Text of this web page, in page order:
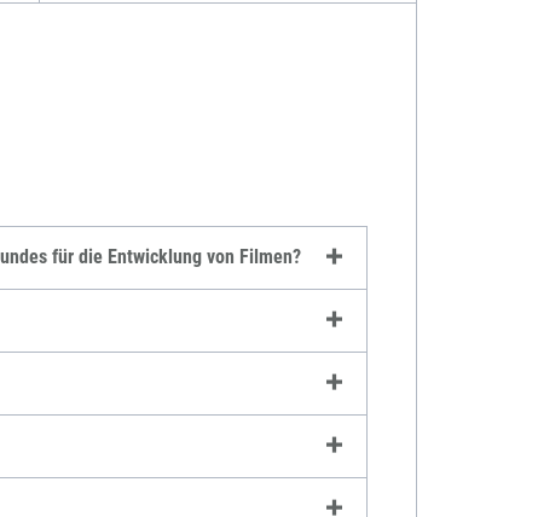
für die Entwicklung von Filmen?